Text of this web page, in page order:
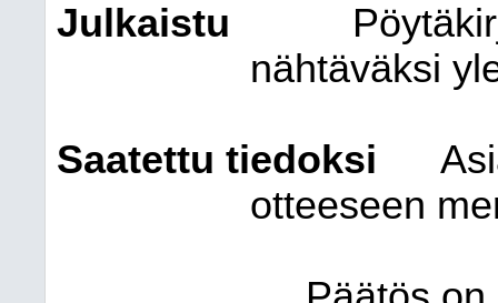
Julkaistu
nähtäväksi
Saatettu tiedoksi
otteeseen